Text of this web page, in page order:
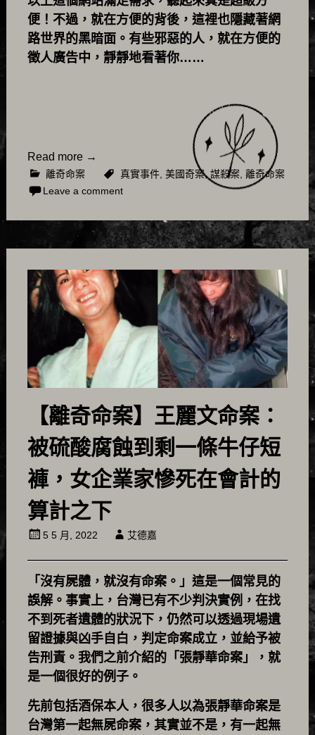
便！不過，就在方便的背後，這裡也隱藏著網
路世界的黑暗面。有些邪惡的人，就在方便的
徵人廣告中，靜靜地看著你……
Read more →
離奇命案 真實事件, 美國奇案,謀殺案, 離奇命案
Leave a comment
【離奇命案】王麗文命案：
被硫酸腐蝕到剩一條牛仔短
褲，女企業家慘死在會計的
算計之下
5 5 月, 2022 艾德嘉
「沒有屍體，就沒有命案。」這是一個常見的
誤解。事實上，台灣已有不少判決實例，在找
不到死者遺體的狀況下，仍然可以透過現場遺
留證據與凶手自白，判定命案成立，並給予被
告刑責。我們之前介紹的「張靜華命案」，就
是一個很好的例子。
先前包括酒保本人，很多人以為張靜華命案是
台灣第一起無屍命案，其實並不是，有一起無